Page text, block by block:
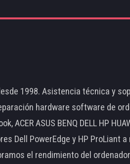
1998. Asistencia técnica y
hardware software de
ASUS BENQ DELL HP
Dell PowerEdge y HP ProLiant
el rendimiento del